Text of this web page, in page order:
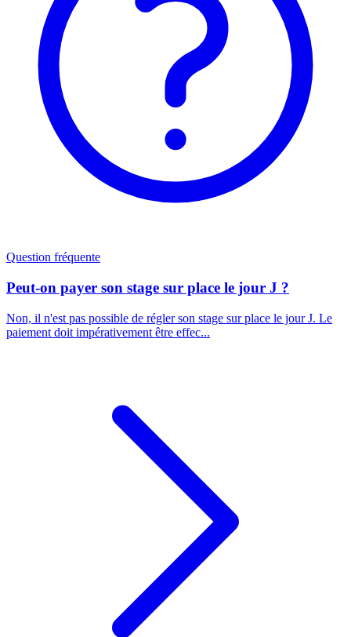
Question fréquente
Peut-on payer son stage sur place le jour J ?
Non, il n'est pas possible de régler son stage sur place le jour J. Le
paiement doit impérativement être effec...